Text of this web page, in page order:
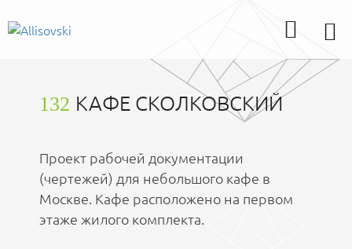
132 КАФЕ СКОЛКОВСКИЙ
Проект рабочей документации
(чертежей) для небольшого кафе в
Москве. Кафе расположено на первом
этаже жилого комплекта.